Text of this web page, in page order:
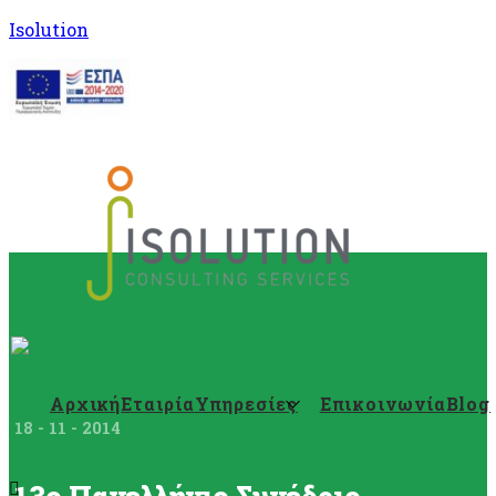
Isolution
ΑρχικήΕταιρίαΥπηρεσίες ΕπικοινωνίαBlog
18 - 11 - 2014